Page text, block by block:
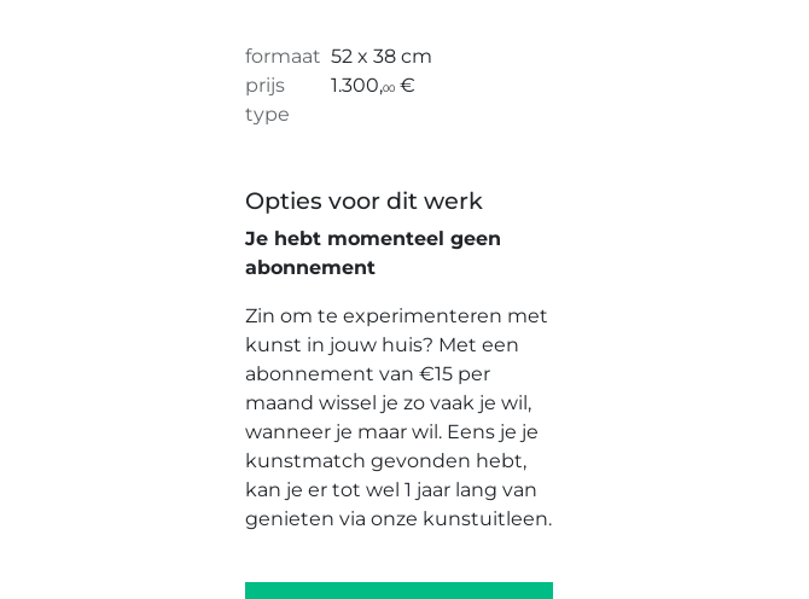
formaat 52 x 38 cm
prijs
1.300,00 €
type
Opties voor dit werk
Je hebt momenteel geen
abonnement
Zin om te experimenteren met
kunst in jouw huis? Met een
abonnement van €15 per
maand wissel je zo vaak je wil,
wanneer je maar wil. Eens je je
kunstmatch gevonden hebt,
kan je er tot wel 1 jaar lang van
genieten via onze kunstuitleen.